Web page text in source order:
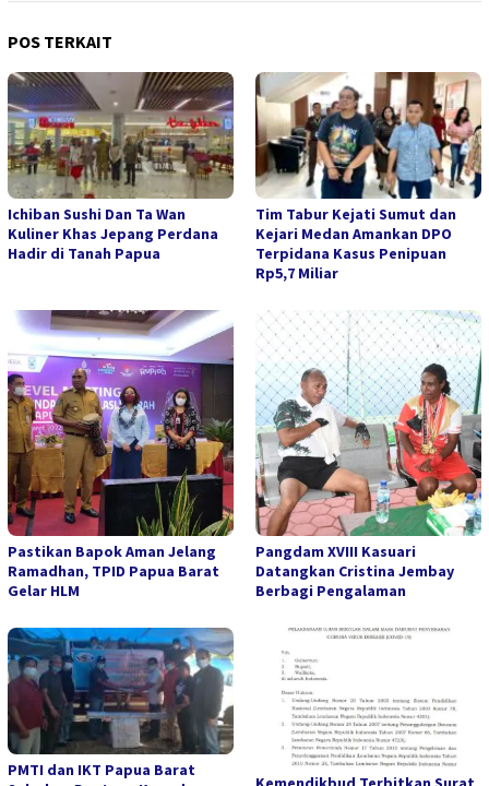
POS TERKAIT
Ichiban Sushi Dan Ta Wan
Kuliner Khas Jepang Perdana
Hadir di Tanah Papua
Tim Tabur Kejati Sumut dan
Kejari Medan Amankan DPO
Terpidana Kasus Penipuan
Rp5,7 Miliar
Pastikan Bapok Aman Jelang
Ramadhan, TPID Papua Barat
Gelar HLM
Pangdam XVIII Kasuari
Datangkan Cristina Jembay
Berbagi Pengalaman
PMTI dan IKT Papua Barat